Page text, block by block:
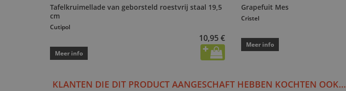
Tafelkruimellade van geborsteld roestvrij staal 19,5
cm
Cutipol
10,95 €
Meer info
Grapefuit Mes
Cristel
Meer info
KLANTEN DIE DIT PRODUCT AANGESCHAFT HEBBEN KOCHTEN OOK...